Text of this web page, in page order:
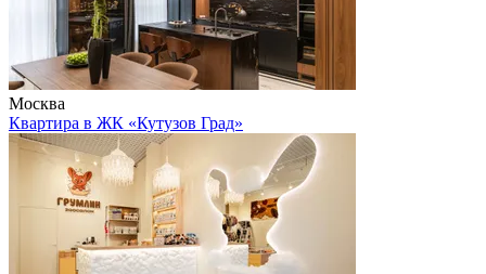
Москва
Квартира в ЖК «Кутузов Град»